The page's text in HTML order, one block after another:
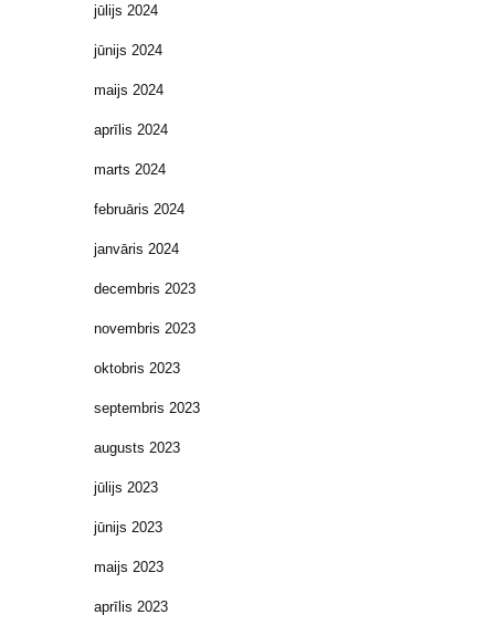
jūlijs 2024
jūnijs 2024
maijs 2024
aprīlis 2024
marts 2024
februāris 2024
janvāris 2024
decembris 2023
novembris 2023
oktobris 2023
septembris 2023
augusts 2023
jūlijs 2023
jūnijs 2023
maijs 2023
aprīlis 2023